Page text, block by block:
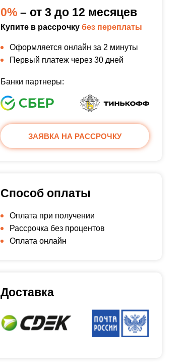
0% – от 3 до 12 месяцев
Купите в рассрочку без переплаты
Оформляется онлайн за 2 минуты
Первый платеж через 30 дней
Банки партнеры:
ЗАЯВКА НА РАССРОЧКУ
Способ оплаты
Оплата при получении
Рассрочка без процентов
Оплата онлайн
Доставка